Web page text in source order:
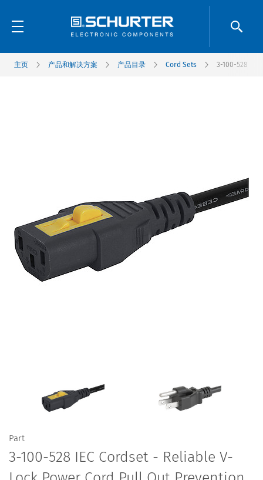
主页 产品和解决方案 产品目录 Cord Sets 3-100-528
Part
3-100-528 IEC Cordset - Reliable V-